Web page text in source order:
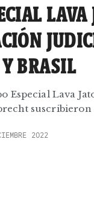
BRASIL
Especial Lava
2022